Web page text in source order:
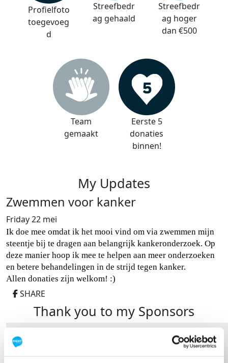
Profielfoto
toegevoeg
d
Streefbedr
ag gehaald
Streefbedr
ag hoger
dan €500
Team
gemaakt
Eerste 5
donaties
binnen!
My Updates
Zwemmen voor kanker
Friday 22 mei
Ik doe mee omdat ik het mooi vind om via zwemmen mijn
steentje bij te dragen aan belangrijk kankeronderzoek. Op
deze manier hoop ik mee te helpen aan meer onderzoeken
en betere behandelingen in de strijd tegen kanker.
Allen donaties zijn welkom! :)
SHARE
Thank you to my Sponsors